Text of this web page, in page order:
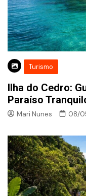
Turismo
Ilha do Cedro:
Paraíso
Mari Nunes 08/